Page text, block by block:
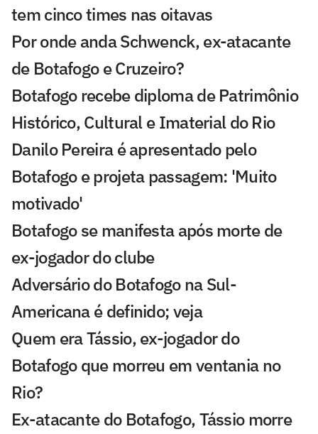
tem cinco times nas oitavas
Por onde anda Schwenck, ex-atacante
de Botafogo e Cruzeiro?
Botafogo recebe diploma de Patrimônio
Histórico, Cultural e Imaterial do Rio
Danilo Pereira é apresentado pelo
Botafogo e projeta passagem: 'Muito
motivado'
Botafogo se manifesta após morte de
ex-jogador do clube
Adversário do Botafogo na Sul-
Americana é definido; veja
Quem era Tássio, ex-jogador do
Botafogo que morreu em ventania no
Rio?
Ex-atacante do Botafogo, Tássio morre